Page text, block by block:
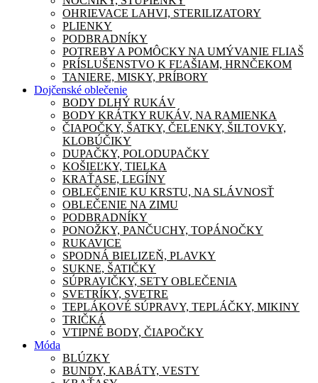
OHRIEVACE LAHVI, STERILIZATORY
PLIENKY
PODBRADNÍKY
POTREBY A POMÔCKY NA UMÝVANIE FLIAŠ
PRÍSLUŠENSTVO K FĽAŠIAM, HRNČEKOM
TANIERE, MISKY, PRÍBORY
Dojčenské oblečenie
BODY DLHÝ RUKÁV
BODY KRÁTKY RUKÁV, NA RAMIENKA
ČIAPOČKY, ŠATKY, ČELENKY, ŠILTOVKY,
KLOBÚČIKY
DUPAČKY, POLODUPAČKY
KOŠIEĽKY, TIELKA
KRAŤASE, LEGÍNY
OBLEČENIE KU KRSTU, NA SLÁVNOSŤ
OBLEČENIE NA ZIMU
PODBRADNÍKY
PONOŽKY, PANČUCHY, TOPÁNOČKY
RUKAVICE
SPODNÁ BIELIZEŇ, PLAVKY
SUKNE, ŠATIČKY
SÚPRAVIČKY, SETY OBLEČENIA
SVETRÍKY, SVETRE
TEPLÁKOVÉ SÚPRAVY, TEPLÁČKY, MIKINY
TRIČKÁ
VTIPNÉ BODY, ČIAPOČKY
Móda
BLÚZKY
BUNDY, KABÁTY, VESTY